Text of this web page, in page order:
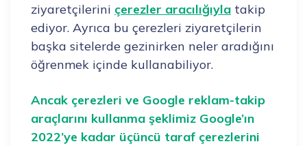
ziyaretçilerini çerezler aracılığıyla takip
ediyor. Ayrıca bu çerezleri ziyaretçilerin
başka sitelerde gezinirken neler aradığını
öğrenmek içinde kullanabiliyor.
Ancak çerezleri ve Google reklam-takip
araçlarını kullanma şeklimiz Google’ın
2022’ye kadar üçüncü taraf çerezlerini